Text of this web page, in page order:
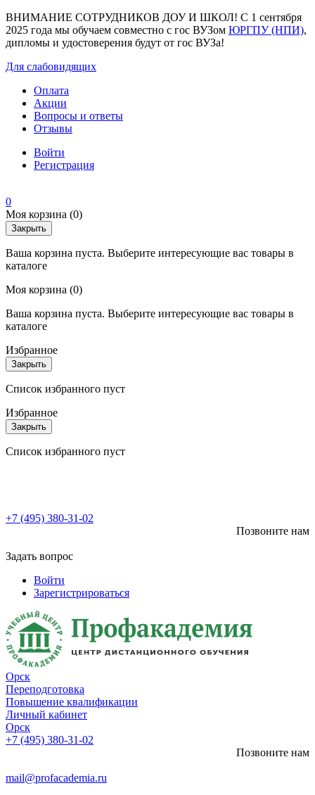
ВНИМАНИЕ СОТРУДНИКОВ ДОУ И ШКОЛ! С 1 сентября
2025 года мы обучаем совместно с гос ВУЗом ЮРГПУ (НПИ),
дипломы и удостоверения будут от гос ВУЗа!
Для слабовидящих
Оплата
Акции
Вопросы и ответы
Отзывы
Войти
Регистрация
0
Моя корзина (0)
Закрыть
Ваша корзина пуста. Выберите интересующие вас товары в
каталоге
Моя корзина (0)
Ваша корзина пуста. Выберите интересующие вас товары в
каталоге
Избранное
Закрыть
Список избранного пуст
Избранное
Закрыть
Список избранного пуст
+7 (495) 380-31-02
Позвоните нам
Задать вопрос
Войти
Зарегистрироваться
Орск
Переподготовка
Повышение квалификации
Личный кабинет
Орск
+7 (495) 380-31-02
Позвоните нам
mail@profacademia.ru